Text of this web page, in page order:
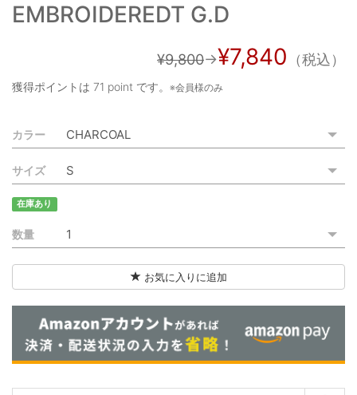
EMBROIDEREDT G.D
¥9,800→¥7,840 （税込）
獲得ポイントは 71 point です。 ※会員様のみ
カラー
サイズ
在庫あり
数量
お気に入りに追加